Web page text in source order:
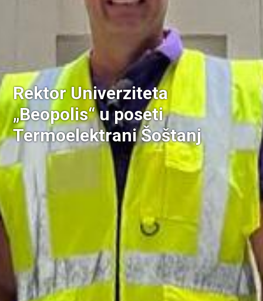
Rektor Univerziteta
„Beopolis“ u poseti
Termoelektrani Šoštanj